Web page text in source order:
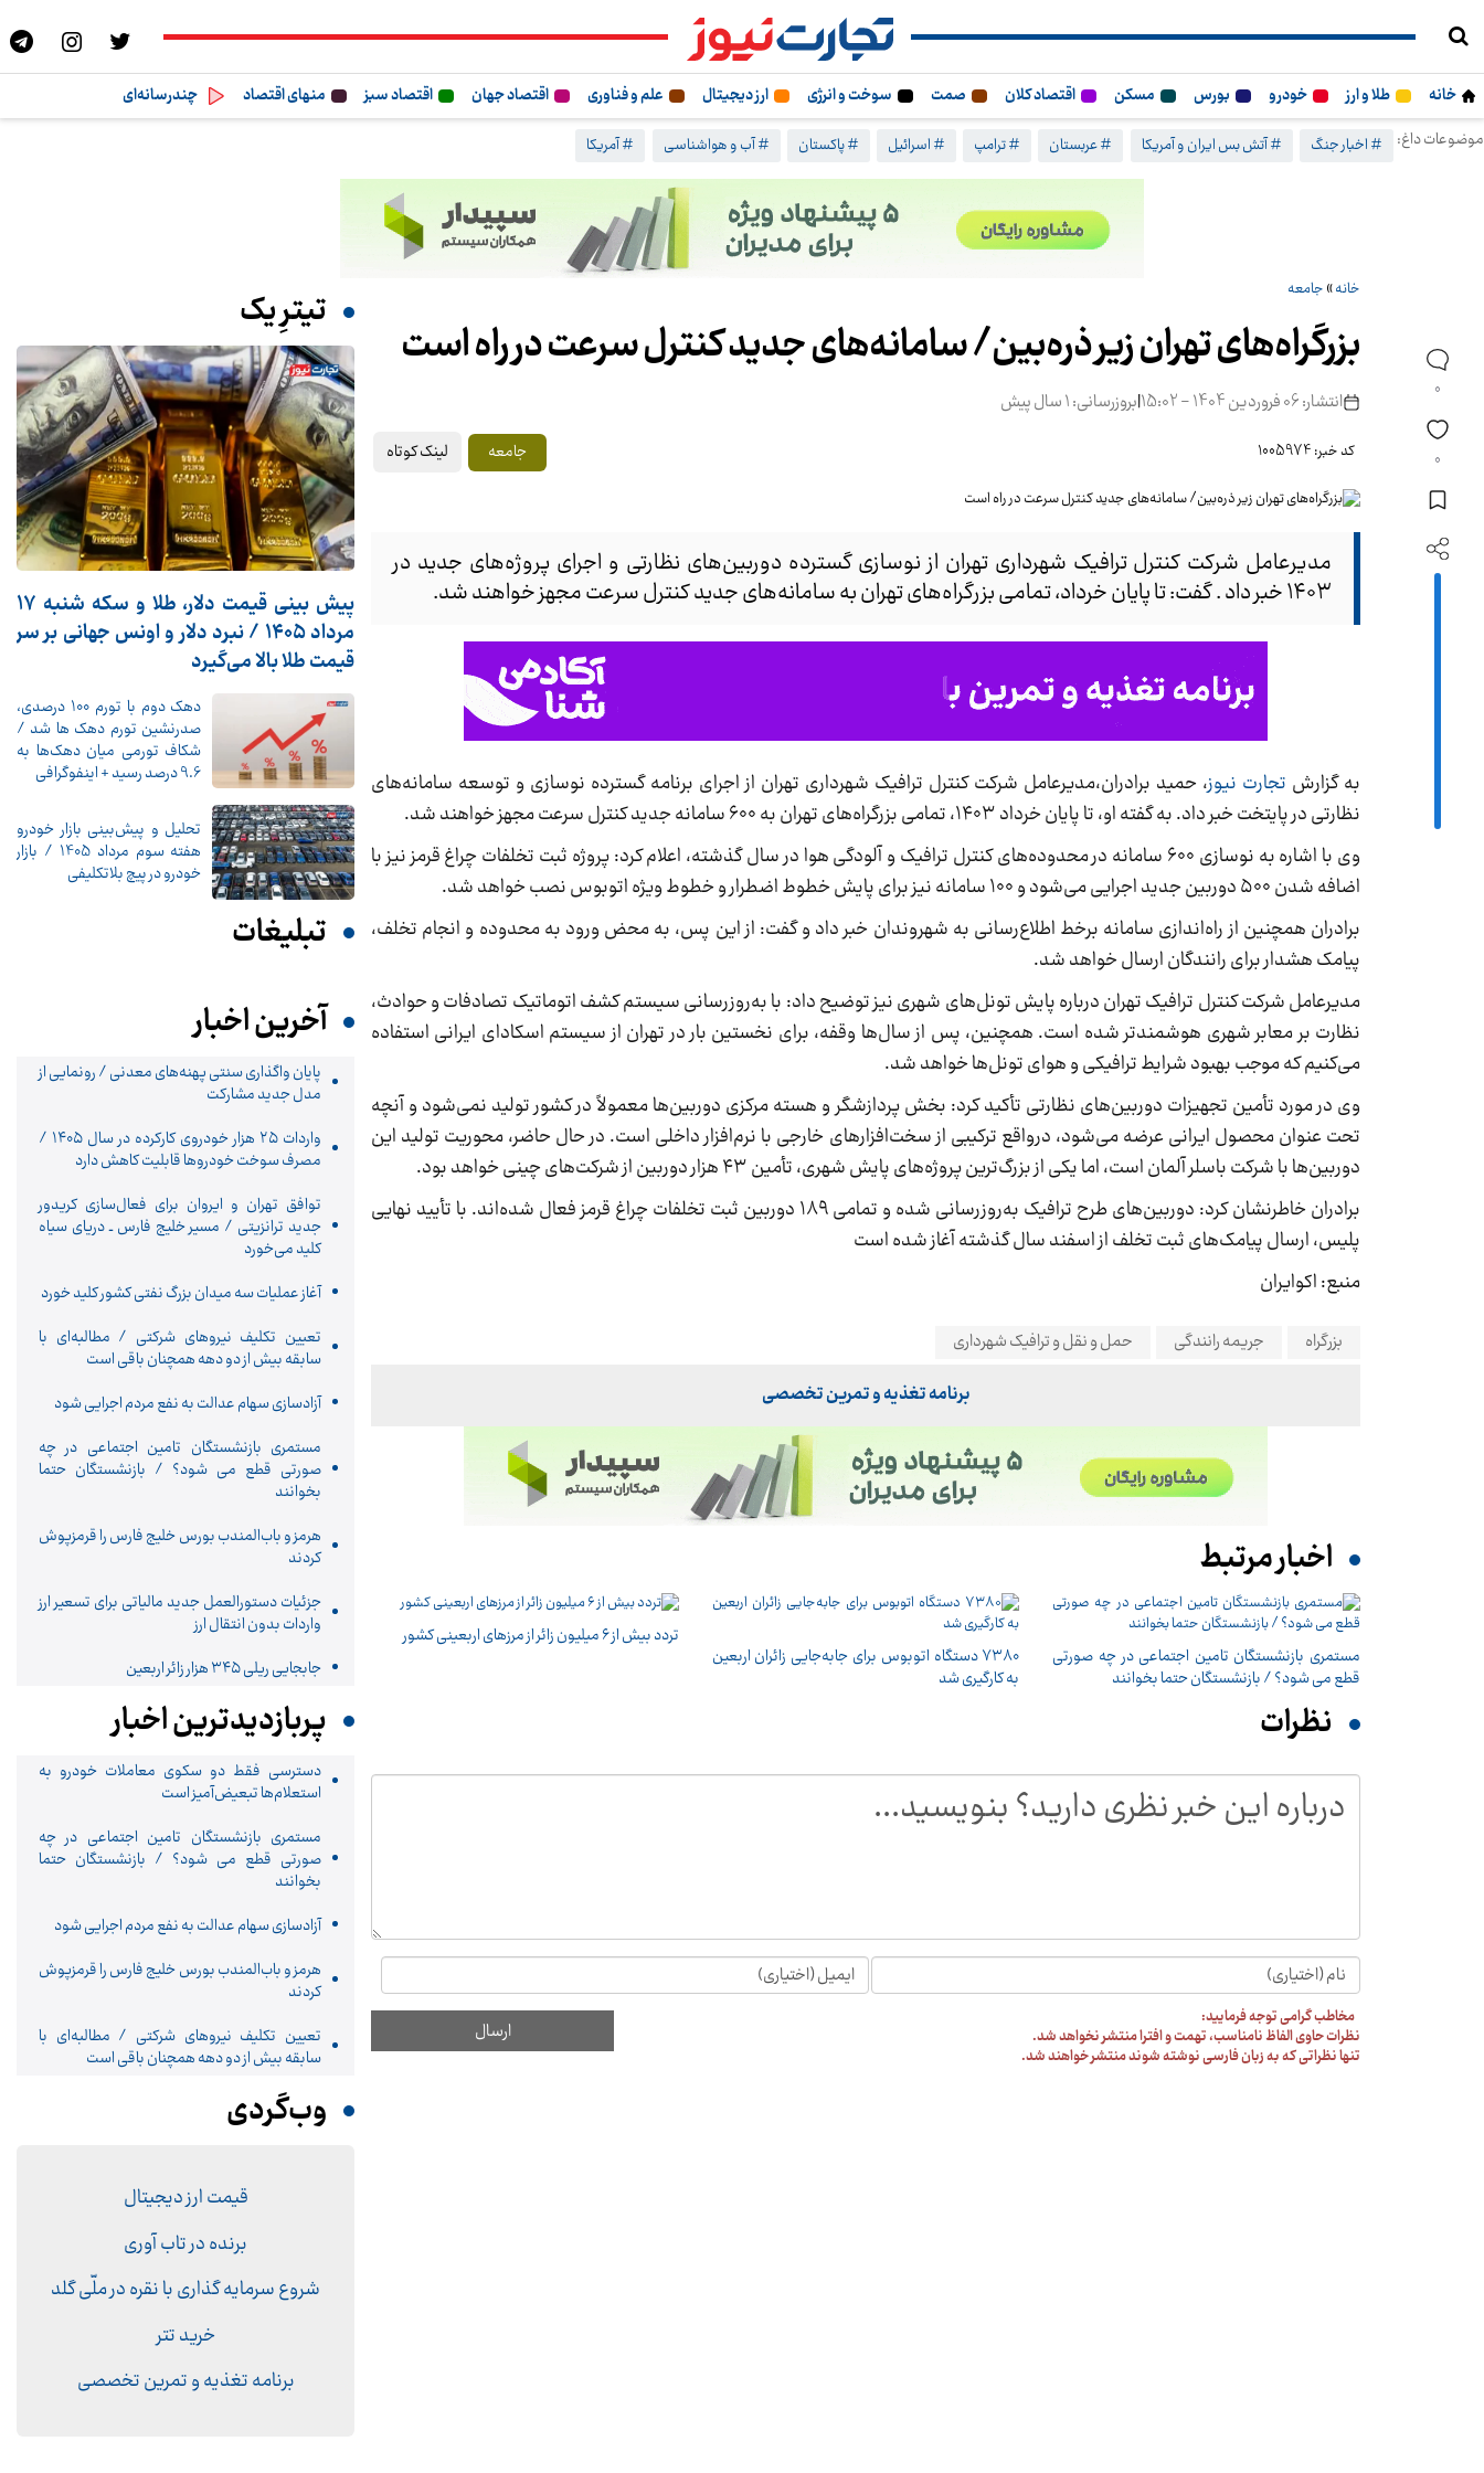
خانه طلا و ارز خودرو بورس مسکن اقتصاد کلان صمت سوخت و انرژی ارز دیجیتال علم و فناوری اقتصاد جهان اقتصاد سبز منهای اقتصاد
چندرسانه‌ای
موضوعات داغ:
# اخبار جنگ # آتش بس ایران و آمریکا # عربستان # ترامپ # اسرائیل # پاکستان # آب و هواشناسی # آمریکا
0
0
خانه» جامعه
بزرگراه‌های تهران زیر ذره‌بین/ سامانه‌های جدید کنترل سرعت در راه است
انتشار: 06 فروردین 1404 - 15:02 |بروزرسانی: 1 سال پیش
کد خبر: 1005974 جامعه لینک کوتاه
مدیرعامل شرکت کنترل ترافیک شهرداری تهران از نوسازی گسترده دوربین‌های نظارتی و اجرای پروژه‌های جدید در
۱۴۰۳ خبر داد . گفت: تا پایان خرداد، تمامی بزرگراه‌های تهران به سامانه‌های جدید کنترل سرعت مجهز خواهند شد.
به گزارش تجارت نیوز، حمید برادران،مدیرعامل شرکت کنترل ترافیک شهرداری تهران از اجرای برنامه گسترده نوسازی و توسعه سامانه‌های
نظارتی در پایتخت خبر داد. به گفته او، تا پایان خرداد ۱۴۰۳، تمامی بزرگراه‌های تهران به ۶۰۰ سامانه جدید کنترل سرعت مجهز خواهند شد.
وی با اشاره به نوسازی ۶۰۰ سامانه در محدوده‌های کنترل ترافیک و آلودگی هوا در سال گذشته، اعلام کرد: پروژه ثبت تخلفات چراغ قرمز نیز با
اضافه شدن ۵۰۰ دوربین جدید اجرایی می‌شود و ۱۰۰ سامانه نیز برای پایش خطوط اضطرار و خطوط ویژه اتوبوس نصب خواهد شد.
برادران همچنین از راه‌اندازی سامانه برخط اطلاع‌رسانی به شهروندان خبر داد و گفت: از این پس، به محض ورود به محدوده و انجام تخلف،
پیامک هشدار برای رانندگان ارسال خواهد شد.
مدیرعامل شرکت کنترل ترافیک تهران درباره پایش تونل‌های شهری نیز توضیح داد: با به‌روزرسانی سیستم کشف اتوماتیک تصادفات و حوادث،
نظارت بر معابر شهری هوشمندتر شده است. همچنین، پس از سال‌ها وقفه، برای نخستین بار در تهران از سیستم اسکادای ایرانی استفاده
می‌کنیم که موجب بهبود شرایط ترافیکی و هوای تونل‌ها خواهد شد.
وی در مورد تأمین تجهیزات دوربین‌های نظارتی تأکید کرد: بخش پردازشگر و هسته مرکزی دوربین‌ها معمولاً در کشور تولید نمی‌شود و آنچه
تحت عنوان محصول ایرانی عرضه می‌شود، درواقع ترکیبی از سخت‌افزارهای خارجی با نرم‌افزار داخلی است. در حال حاضر، محوریت تولید این
دوربین‌ها با شرکت باسلر آلمان است، اما یکی از بزرگ‌ترین پروژه‌های پایش شهری، تأمین ۴۳ هزار دوربین از شرکت‌های چینی خواهد بود.
برادران خاطرنشان کرد: دوربین‌های طرح ترافیک به‌روزرسانی شده و تمامی ۱۸۹ دوربین ثبت تخلفات چراغ قرمز فعال شده‌اند. با تأیید نهایی
پلیس، ارسال پیامک‌های ثبت تخلف از اسفند سال گذشته آغاز شده است
منبع: اکوایران
بزرگراه جریمه رانندگی حمل و نقل و ترافیک شهرداری
برنامه تغذیه و تمرین تخصصی
اخبار مرتبط
مستمری بازنشستگان تامین اجتماعی در چه صورتی
قطع می شود؟ / بازنشستگان حتما بخوانند
۷۳۸۰ دستگاه اتوبوس برای جابه‌جایی زائران اربعین
به‌ کارگیری شد
تردد بیش از ۶ میلیون زائر از مرزهای اربعینی کشور
نظرات
مخاطب گرامی توجه فرمایید:
نظرات حاوی الفاظ نامناسب، تهمت و افترا منتشر نخواهد شد.
تنها نظراتی که به زبان فارسی نوشته شوند منتشر خواهند شد.
تیترِ یک
پیش ‌بینی قیمت دلار، طلا و سکه شنبه ۱۷
مرداد ۱۴۰۵ / نبرد دلار و اونس جهانی بر سر
قیمت طلا بالا می‌گیرد
دهک دوم با تورم 100 درصدی،
صدرنشین تورم دهک ها شد /
شکاف تورمی میان دهک‌ها به
9.6 درصد رسید + اینفوگرافی
تحلیل و پیش‌بینی بازار خودرو
هفته سوم مرداد 1405 / بازار
خودرو در پیچ بلاتکلیفی
تبلیغات
آخرین اخبار
پایان واگذاری‌ سنتی پهنه‌های معدنی / رونمایی از
مدل جدید مشارکت
واردات ۲۵ هزار خودروی کارکرده در سال ۱۴۰۵ /
مصرف سوخت خودرو‌ها قابلیت کاهش دارد
توافق تهران و ایروان برای فعال‌سازی کریدور
جدید ترانزیتی / مسیر خلیج فارس ـ دریای سیاه
کلید می‌خورد
آغاز عملیات سه میدان بزرگ نفتی کشور کلید خورد
تعیین تکلیف نیروهای شرکتی / مطالبه‌ای با
سابقه بیش از دو دهه همچنان باقی است
آزادسازی سهام عدالت به نفع مردم اجرایی شود
مستمری بازنشستگان تامین اجتماعی در چه
صورتی قطع می شود؟ / بازنشستگان حتما
بخوانند
هرمز و باب‌المندب بورس خلیج فارس را قرمزپوش
کردند
جزئیات دستورالعمل جدید مالیاتی برای تسعیر ارز
واردات بدون انتقال ارز
جابجایی ریلی ۳۴۵ هزار زائر اربعین
پربازدیدترین اخبار
دسترسی فقط دو سکوی معاملات خودرو به
استعلام‌ها تبعیض‌آمیز است
مستمری بازنشستگان تامین اجتماعی در چه
صورتی قطع می شود؟ / بازنشستگان حتما
بخوانند
آزادسازی سهام عدالت به نفع مردم اجرایی شود
هرمز و باب‌المندب بورس خلیج فارس را قرمزپوش
کردند
تعیین تکلیف نیروهای شرکتی / مطالبه‌ای با
سابقه بیش از دو دهه همچنان باقی است
وب‌گردی
قیمت ارز دیجیتال
برنده در تاب آوری
شروع سرمایه گذاری با نقره در ملّی گلد
خرید تتر
برنامه تغذیه و تمرین تخصصی